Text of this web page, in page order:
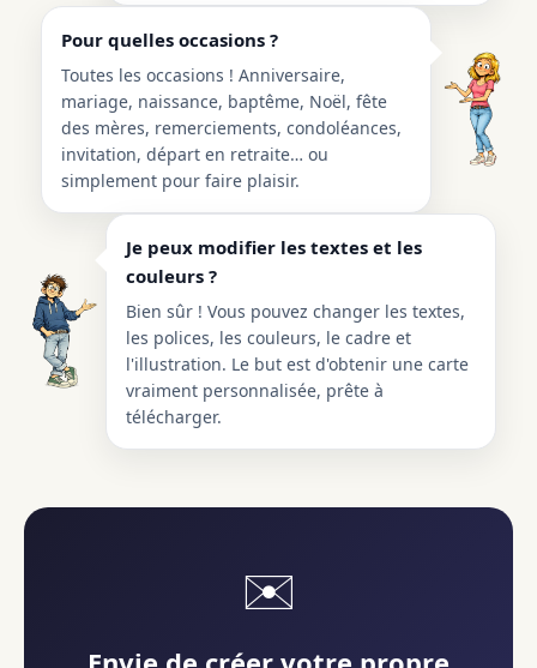
Pour quelles occasions ?
Toutes les occasions ! Anniversaire,
mariage, naissance, baptême, Noël, fête
des mères, remerciements, condoléances,
invitation, départ en retraite… ou
simplement pour faire plaisir.
Je peux modifier les textes et les
couleurs ?
Bien sûr ! Vous pouvez changer les textes,
les polices, les couleurs, le cadre et
l'illustration. Le but est d'obtenir une carte
vraiment personnalisée, prête à
télécharger.
✉️